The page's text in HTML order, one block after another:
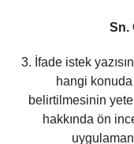
Sn.
3. İfade istek
hangi
belirtilmesinin
hakkında ön